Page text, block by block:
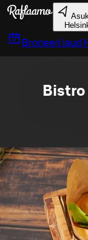
Liigu peamise sisu
Broneeri laud